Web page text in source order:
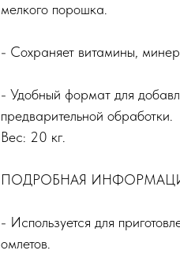
мелкого порошка.
- Сохраняет витамины,
- Удобный формат для
предварительной обработки.
Вес: 20 кг.
ПОДРОБНАЯ
- Используется для
омлетов.